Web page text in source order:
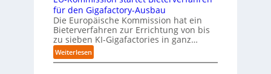
c
h
r
u
s
k
o
m
m
t
für den Gigafactory-Ausbau
Die Europäische Kommission hat ein
Bieterverfahren zur Errichtung von bis
zu sieben KI-Gigafactories in ganz…
Weiterlesen:
E